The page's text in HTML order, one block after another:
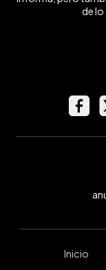
de lo
Inicio